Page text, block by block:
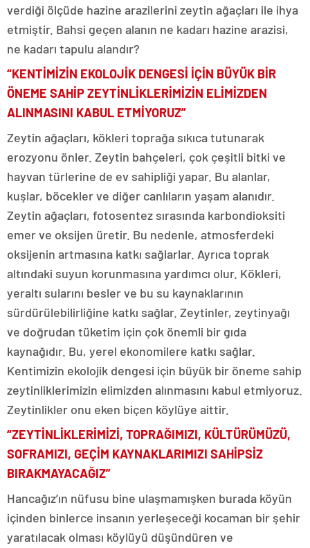
verdiği ölçüde hazine arazilerini zeytin ağaçları ile ihya
etmiştir. Bahsi geçen alanın ne kadarı hazine arazisi,
ne kadarı tapulu alandır?
“KENTİMİZİN EKOLOJİK DENGESİ İÇİN BÜYÜK BİR
ÖNEME SAHİP ZEYTİNLİKLERİMİZİN ELİMİZDEN
ALINMASINI KABUL ETMİYORUZ”
Zeytin ağaçları, kökleri toprağa sıkıca tutunarak
erozyonu önler. Zeytin bahçeleri, çok çeşitli bitki ve
hayvan türlerine de ev sahipliği yapar. Bu alanlar,
kuşlar, böcekler ve diğer canlıların yaşam alanıdır.
Zeytin ağaçları, fotosentez sırasında karbondioksiti
emer ve oksijen üretir. Bu nedenle, atmosferdeki
oksijenin artmasına katkı sağlarlar. Ayrıca toprak
altındaki suyun korunmasına yardımcı olur. Kökleri,
yeraltı sularını besler ve bu su kaynaklarının
sürdürülebilirliğine katkı sağlar. Zeytinler, zeytinyağı
ve doğrudan tüketim için çok önemli bir gıda
kaynağıdır. Bu, yerel ekonomilere katkı sağlar.
Kentimizin ekolojik dengesi için büyük bir öneme sahip
zeytinliklerimizin elimizden alınmasını kabul etmiyoruz.
Zeytinlikler onu eken biçen köylüye aittir.
“ZEYTİNLİKLERİMİZİ, TOPRAĞIMIZI, KÜLTÜRÜMÜZÜ,
SOFRAMIZI, GEÇİM KAYNAKLARIMIZI SAHİPSİZ
BIRAKMAYACAĞIZ”
Hancağız’ın nüfusu bine ulaşmamışken burada köyün
içinden binlerce insanın yerleşeceği kocaman bir şehir
yaratılacak olması köylüyü düşündüren ve